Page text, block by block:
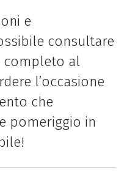
e
consultare
completo al
l’occasione
che
pomeriggio in